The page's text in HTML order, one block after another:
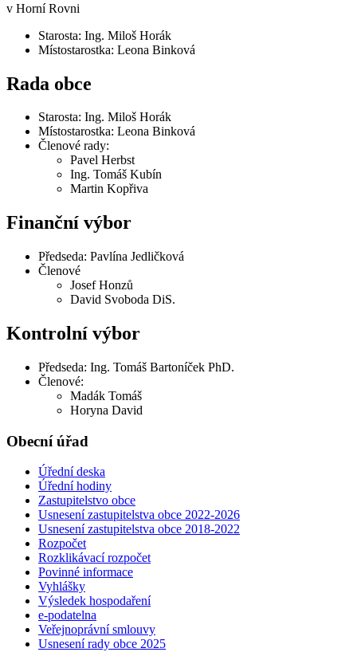
v Horní Rovni
Starosta: Ing. Miloš Horák
Místostarostka: Leona Binková
Rada obce
Starosta: Ing. Miloš Horák
Místostarostka: Leona Binková
Členové rady:
Pavel Herbst
Ing. Tomáš Kubín
Martin Kopřiva
Finanční výbor
Předseda: Pavlína Jedličková
Členové
Josef Honzů
David Svoboda DiS.
Kontrolní výbor
Předseda: Ing. Tomáš Bartoníček PhD.
Členové:
Madák Tomáš
Horyna David
Obecní úřad
Úřední deska
Úřední hodiny
Zastupitelstvo obce
Usnesení zastupitelstva obce 2022-2026
Usnesení zastupitelstva obce 2018-2022
Rozpočet
Rozklikávací rozpočet
Povinné informace
Vyhlášky
Výsledek hospodaření
e-podatelna
Veřejnoprávní smlouvy
Usnesení rady obce 2025